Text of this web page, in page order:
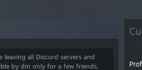
Computern zugange und bereits seit vielen
ich seit Mitte der 90er Jahre in
all Discord servers and
by dm only for a few friends.